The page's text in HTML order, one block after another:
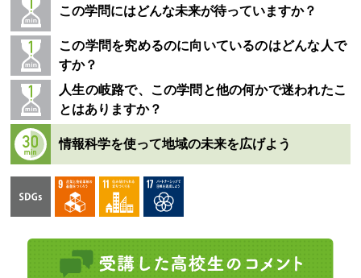
この学問にはどんな未来が待っていますか？
この学問を究めるのに向いているのはどんな人で
すか？
人生の岐路で、この学問と他の何かで迷われたこ
とはありますか？
情報科学を使って地域の未来を広げよう